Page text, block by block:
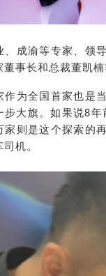
、成渝等专家、领
事长和总裁董凯
作为全国首家也是
步大旗。如果说8
家则是这个探索的
机。